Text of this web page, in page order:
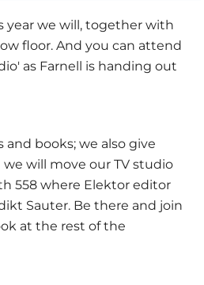
year we will, together with
floor. And you can attend
as Farnell is handing out
books; we also give
will move our TV studio
558 where Elektor editor
Sauter. Be there and join
at the rest of the